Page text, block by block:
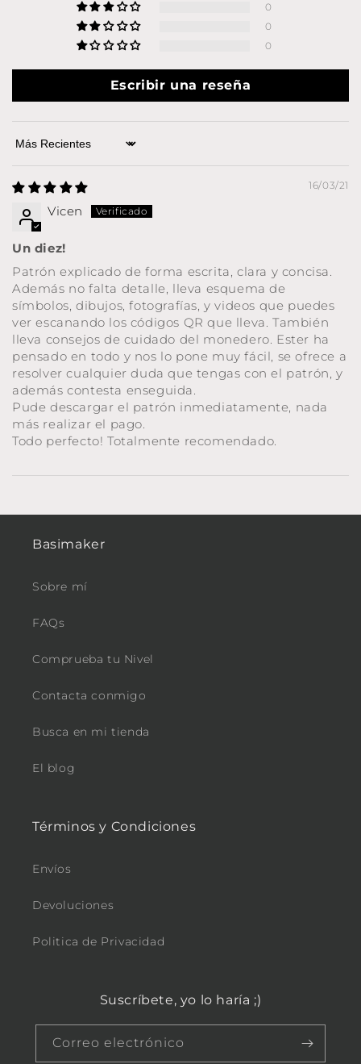
0
0
0
Escribir una reseña
Sort by
16/03/21
Vicen
Un diez!
Patrón explicado de forma escrita, clara y concisa.
Además no falta detalle, lleva esquema de
símbolos, dibujos, fotografías, y videos que puedes
ver escanando los códigos QR que lleva. También
lleva consejos de cuidado del monedero. Ester ha
pensado en todo y nos lo pone muy fácil, se ofrece a
resolver cualquier duda que tengas con el patrón, y
además contesta enseguida.
Pude descargar el patrón inmediatamente, nada
más realizar el pago.
Todo perfecto! Totalmente recomendado.
Basimaker
Sobre mí
FAQs
Comprueba tu Nivel
Contacta conmigo
Busca en mi tienda
El blog
Términos y Condiciones
Envíos
Devoluciones
Politica de Privacidad
Suscríbete, yo lo haría ;)
Correo electrónico